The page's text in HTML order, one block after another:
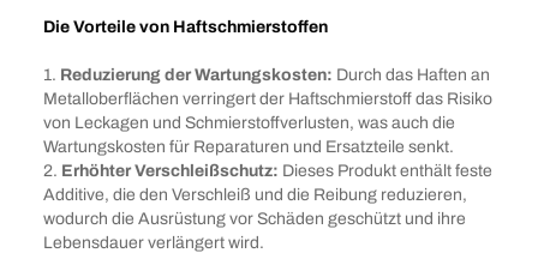
Die Vorteile von Haftschmierstoffen
1. Reduzierung der Wartungskosten: Durch das Haften an
Metalloberflächen verringert der Haftschmierstoff das Risiko
von Leckagen und Schmierstoffverlusten, was auch die
Wartungskosten für Reparaturen und Ersatzteile senkt.
2. Erhöhter Verschleißschutz: Dieses Produkt enthält feste
Additive, die den Verschleiß und die Reibung reduzieren,
wodurch die Ausrüstung vor Schäden geschützt und ihre
Lebensdauer verlängert wird.